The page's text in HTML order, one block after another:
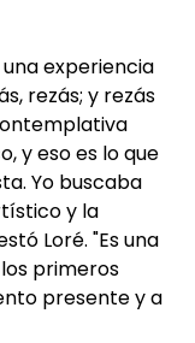
experiencia
rezás; y rezás
y eso es lo que
Yo buscaba
y la
Loré. "Es una
primeros
presente y a